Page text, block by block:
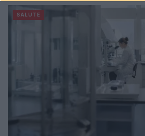
SALUTE